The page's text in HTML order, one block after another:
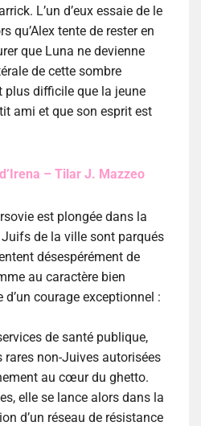
L’un d’eux essaie de le
qu’Alex tente de rester en
que Luna ne devienne
de cette sombre
plus difficile que la jeune
ami et que son esprit est
– Tilar J. Mazzeo
est plongée dans la
de la ville sont parqués
désespérément de
au caractère bien
courage exceptionnel :
de santé publique,
rares non-Juives autorisées
au cœur du ghetto.
elle se lance alors dans la
d’un réseau de résistance